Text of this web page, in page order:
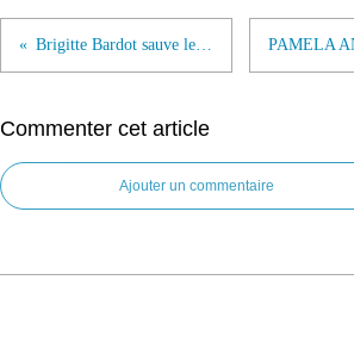
Brigitte Bardot sauve le taureau évadé !
Commenter cet article
Ajouter un commentaire